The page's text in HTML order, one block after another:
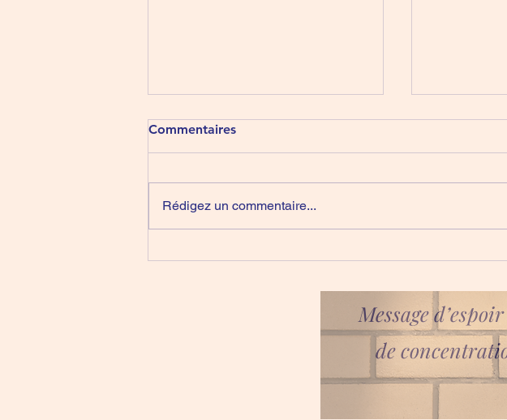
5 Chants pour les malades
https://youtu.be/81nLJrEF9hk?
si=DxbKX0zmQJrGths_
Commentaires
Rédigez un commentaire...
Message
de